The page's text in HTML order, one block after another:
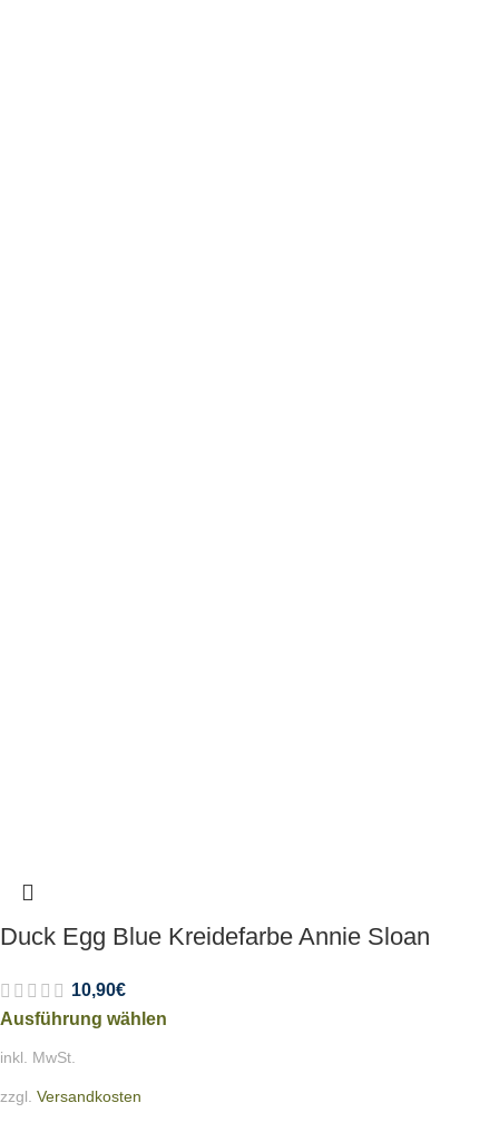
Duck Egg Blue Kreidefarbe Annie Sloan
10,90€
Ausführung wählen
inkl. MwSt.
zzgl. Versandkosten